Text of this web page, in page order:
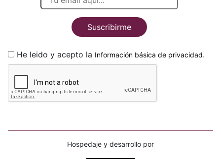
Suscribirme
He leido y acepto la Información básica de privacidad.
Hospedaje y desarrollo por